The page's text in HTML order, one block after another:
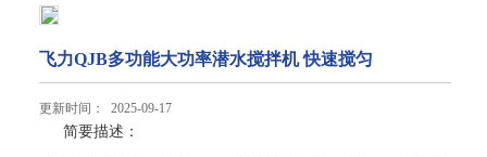
飞力QJB多功能大功率潜水搅拌机 快速搅匀
更新时间： 2025-09-17
简要描述：